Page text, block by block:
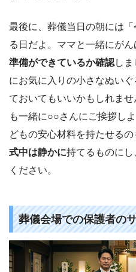
最後に、葬儀当日の朝には
る日だよ。ママと一緒にが
準備ができているか確認し
にお気に入りの小さなぬい
ておいてもいいかもしれませ
も一緒に○○さんにご挨拶し
どもの安心材料を持たせる
式中は静かに持てるものに
ください。
葬儀会場での保護者の